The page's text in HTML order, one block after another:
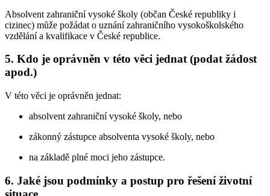
Absolvent zahraniční vysoké školy (občan České republiky i
cizinec) může požádat o uznání zahraničního vysokoškolského
vzdělání a kvalifikace v České republice.
5. Kdo je oprávněn v této věci jednat (podat žádost
apod.)
V této věci je oprávněn jednat:
absolvent zahraniční vysoké školy, nebo
zákonný zástupce absolventa vysoké školy, nebo
na základě plné moci jeho zástupce.
6. Jaké jsou podmínky a postup pro řešení životní